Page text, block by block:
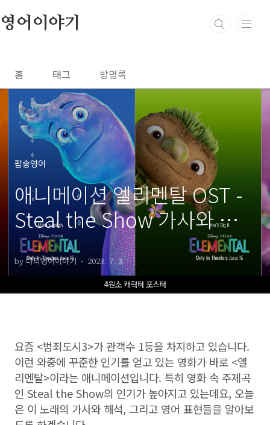
영어이야기
홈 태그 방명록
팝송영어
애니메이션 엘리멘탈 OST -
Steal the Show 가사와 해
석, 주요 영어표현 정리
by 나의영어이야기 2023. 7. 3.
요즘 <범죄도시3>가 관객수 1등을 차지하고 있습니다.
이런 와중에 꾸준한 인기를 얻고 있는 영화가 바로 <엘
리멘탈>이라는 애니메이션입니다. 특히 영화 속 주제곡
인 Steal the Show의 인기가 높아지고 있는데요, 오늘
은 이 노래의 가사와 해석, 그리고 영어 표현들을 알아보